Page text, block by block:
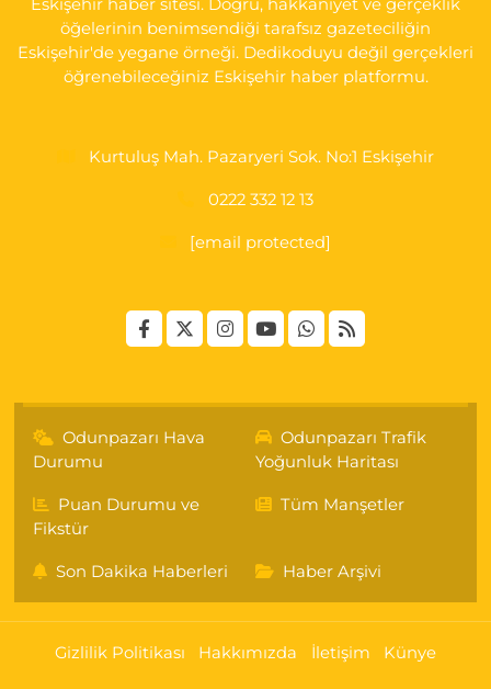
Emek Mahallesi, Ertaş Caddesi No:12 A Odunpazarı Eskişehir
0 (222) 250 87 69 Yol Tarifi Al
Eskişehir haber sitesi. Doğru, hakkaniyet ve gerçeklik
öğelerinin benimsendiği tarafsız gazeteciliğin
Eskişehir'de yegane örneği. Dedikoduyu değil gerçekleri
öğrenebileceğiniz Eskişehir haber platformu.
Kurtuluş Mah. Pazaryeri Sok. No:1 Eskişehir
0222 332 12 13
[email protected]
Odunpazarı Hava
Durumu
Odunpazarı Trafik
Yoğunluk Haritası
Puan Durumu ve
Fikstür
Tüm Manşetler
Son Dakika Haberleri Haber Arşivi
Gizlilik Politikası Hakkımızda İletişim Künye